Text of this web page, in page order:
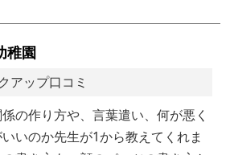
稚園
アップ口コミ
の作り方や、言葉遣い、何が悪く
いのか先生が1から教えてくれま